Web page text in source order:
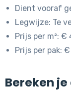
Dient vooraf
Legwijze: Te
Prijs per m²: €
Prijs per pak: €
Bereken